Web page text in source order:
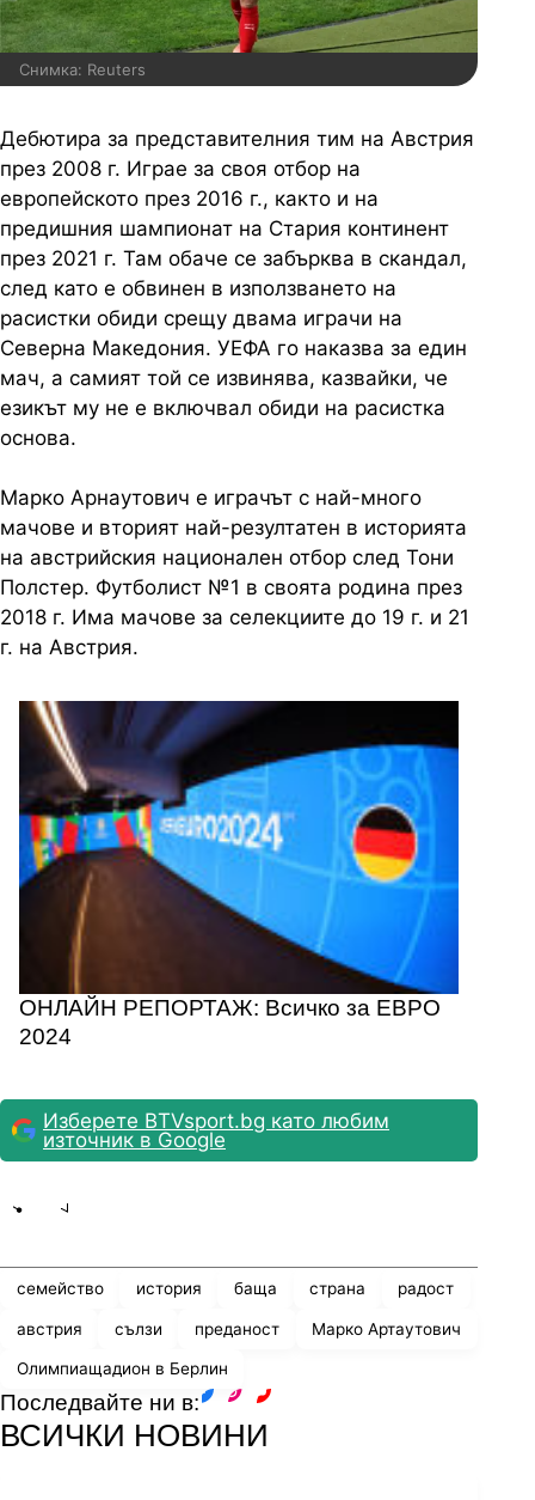
Снимка: Reuters
Дебютира за представителния тим на Австрия
през 2008 г. Играе за своя отбор на
европейското през 2016 г., както и на
предишния шампионат на Стария континент
през 2021 г. Там обаче се забърква в скандал,
след като е обвинен в използването на
расистки обиди срещу двама играчи на
Северна Македония. УЕФА го наказва за един
мач, а самият той се извинява, казвайки, че
езикът му не е включвал обиди на расистка
основа.
Марко Арнаутович е играчът с най-много
мачове и вторият най-резултатен в историята
на австрийския национален отбор след Тони
Полстер. Футболист №1 в своята родина през
2018 г. Има мачове за селекциите до 19 г. и 21
г. на Австрия.
ОНЛАЙН РЕПОРТАЖ: Всичко за ЕВРО
2024
Изберете BTVsport.bg като любим
източник в Google
семейство история баща страна радост
австрия сълзи преданост Марко Артаутович
Олимпиащадион в Берлин
Последвайте ни в:
ВСИЧКИ НОВИНИ